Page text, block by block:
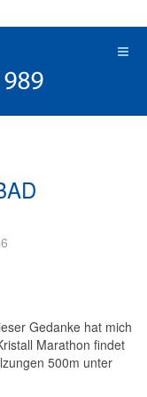
Gedanke hat mich
Marathon findet
500m unter